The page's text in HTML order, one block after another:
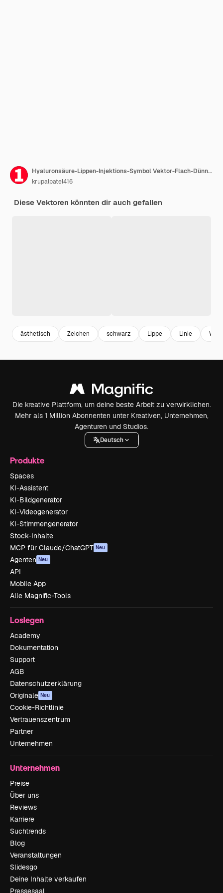
Hyaluronsäure-Lippen-Injektions-Symbol Vektor-Flach-Dünn-Linien-Illustration
krupalpatel416
Diese Vektoren könnten dir auch gefallen
ästhetisch Zeichen schwarz Lippe Linie Weiß
Die kreative Plattform, um deine beste Arbeit zu verwirklichen.
Mehr als 1 Million Abonnenten unter Kreativen, Unternehmen,
Agenturen und Studios.
Deutsch
Produkte
Spaces
KI-Assistent
KI-Bildgenerator
KI-Videogenerator
KI-Stimmengenerator
Stock-Inhalte
MCP für Claude/ChatGPT Neu
Agenten Neu
API
Mobile App
Alle Magnific-Tools
Loslegen
Academy
Dokumentation
Support
AGB
Datenschutzerklärung
Originale Neu
Cookie-Richtlinie
Vertrauenszentrum
Partner
Unternehmen
Unternehmen
Preise
Über uns
Reviews
Karriere
Suchtrends
Blog
Veranstaltungen
Slidesgo
Deine Inhalte verkaufen
Pressesaal